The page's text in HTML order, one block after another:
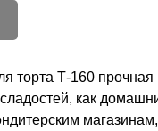
торта Т-160
как